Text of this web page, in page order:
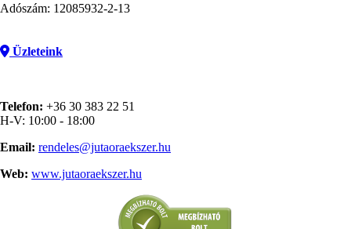
Adószám: 12085932-2-13
Üzleteink
Telefon: +36 30 383 22 51
H-V: 10:00 - 18:00
Email: rendeles@jutaoraekszer.hu
Web: www.jutaoraekszer.hu